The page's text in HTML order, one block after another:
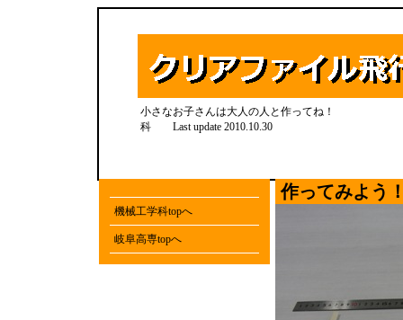
小さなお子さんは大人の
科 Last update 2010.10.30
作ってみよう
機械工学科topへ
岐阜高専topへ